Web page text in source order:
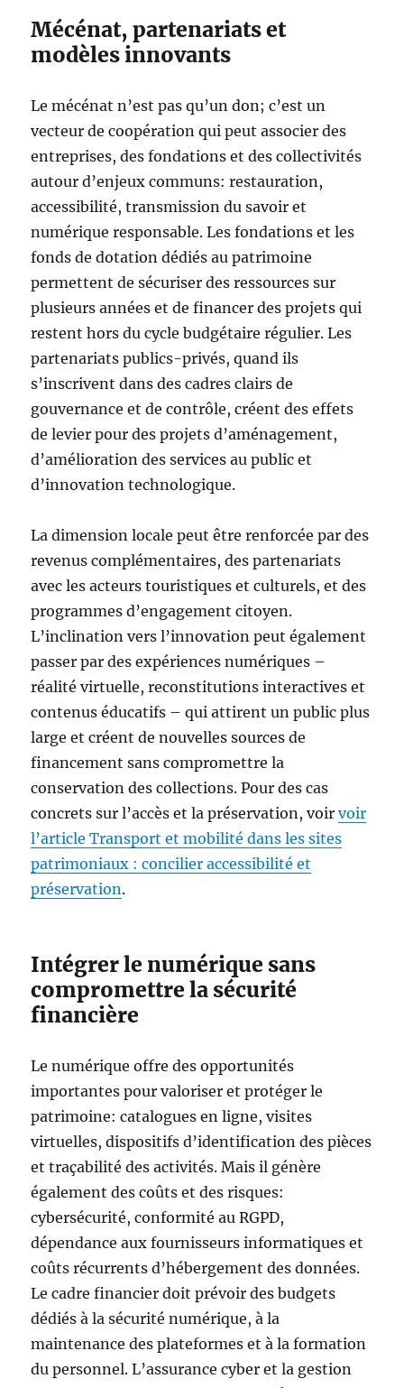
Mécénat, partenariats et
modèles innovants
Le mécénat n’est pas qu’un don; c’est un
vecteur de coopération qui peut associer des
entreprises, des fondations et des collectivités
autour d’enjeux communs: restauration,
accessibilité, transmission du savoir et
numérique responsable. Les fondations et les
fonds de dotation dédiés au patrimoine
permettent de sécuriser des ressources sur
plusieurs années et de financer des projets qui
restent hors du cycle budgétaire régulier. Les
partenariats publics-privés, quand ils
s’inscrivent dans des cadres clairs de
gouvernance et de contrôle, créent des effets
de levier pour des projets d’aménagement,
d’amélioration des services au public et
d’innovation technologique.
La dimension locale peut être renforcée par des
revenus complémentaires, des partenariats
avec les acteurs touristiques et culturels, et des
programmes d’engagement citoyen.
L’inclination vers l’innovation peut également
passer par des expériences numériques –
réalité virtuelle, reconstitutions interactives et
contenus éducatifs – qui attirent un public plus
large et créent de nouvelles sources de
financement sans compromettre la
conservation des collections. Pour des cas
concrets sur l’accès et la préservation, voirvoir
l’article Transport et mobilité dans les sites
patrimoniaux : concilier accessibilité et
préservation.
Intégrer le numérique sans
compromettre la sécurité
financière
Le numérique offre des opportunités
importantes pour valoriser et protéger le
patrimoine: catalogues en ligne, visites
virtuelles, dispositifs d’identification des pièces
et traçabilité des activités. Mais il génère
également des coûts et des risques:
cybersécurité, conformité au RGPD,
dépendance aux fournisseurs informatiques et
coûts récurrents d’hébergement des données.
Le cadre financier doit prévoir des budgets
dédiés à la sécurité numérique, à la
maintenance des plateformes et à la formation
du personnel. L’assurance cyber et la gestion